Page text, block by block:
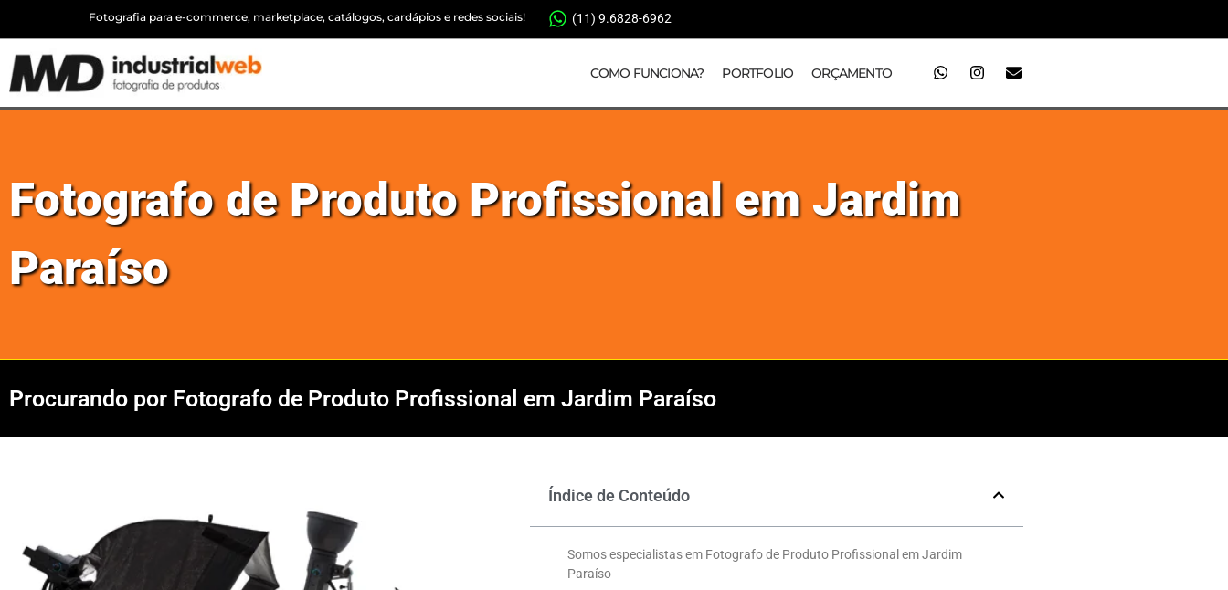
Fotografia para e-commerce, marketplace, catálogos, cardápios e redes sociais! (11) 9.6828-6962
COMO FUNCIONA? PORTFOLIO ORÇAMENTO
Fotografo de Produto Profissional em Jardim
Paraíso
Procurando por Fotografo de Produto Profissional em Jardim Paraíso
Índice de Conteúdo
Somos especialistas em Fotografo de Produto Profissional em Jardim
Paraíso